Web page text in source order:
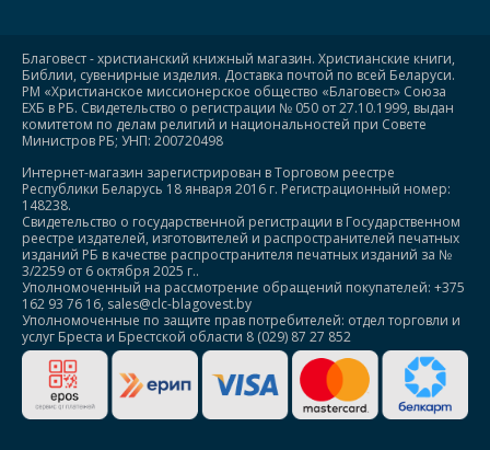
Благовест - христианский книжный магазин. Христианские книги,
Библии, сувенирные изделия. Доставка почтой по всей Беларуси.
РМ «Христианское миссионерское общество «Благовест» Союза
ЕХБ в РБ. Свидетельство о регистрации № 050 от 27.10.1999, выдан
комитетом по делам религий и национальностей при Совете
Министров РБ; УНП: 200720498
Интернет-магазин зарегистрирован в Торговом реестре
Республики Беларусь 18 января 2016 г. Регистрационный номер:
148238.
Свидетельство о государственной регистрации в Государственном
реестре издателей, изготовителей и распространителей печатных
изданий РБ в качестве распространителя печатных изданий за №
3/2259 от 6 октября 2025 г..
Уполномоченный на рассмотрение обращений покупателей: +375
162 93 76 16, sales@clc-blagovest.by
Уполномоченные по защите прав потребителей: отдел торговли и
услуг Бреста и Брестской области 8 (029) 87 27 852